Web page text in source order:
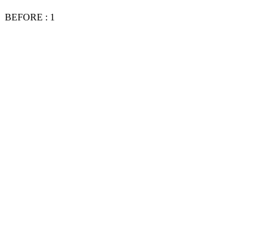
BEFORE : 1